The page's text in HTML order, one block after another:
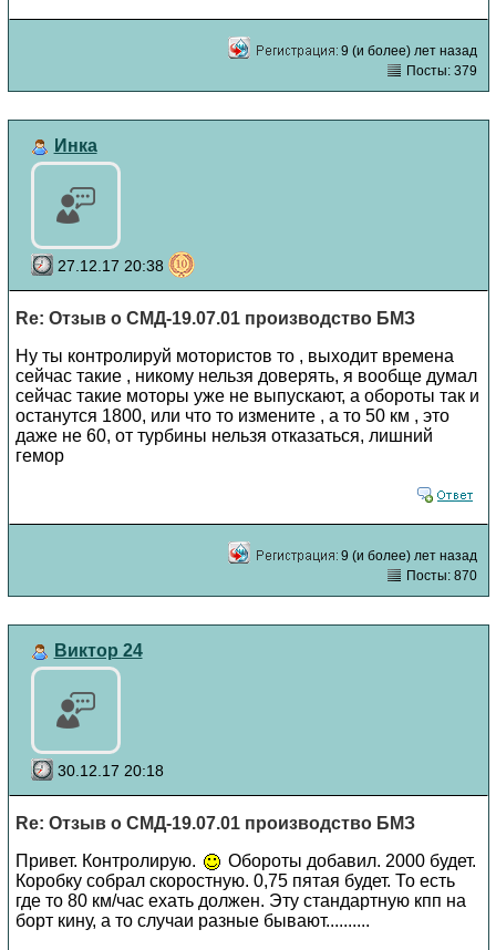
9 (и более) лет назад
Посты: 379
Инка
27.12.17 20:38
Re: Отзыв о СМД-19.07.01 производство БМЗ
Ну ты контролируй мотористов то , выходит времена
сейчас такие , никому нельзя доверять, я вообще думал
сейчас такие моторы уже не выпускают, а обороты так и
останутся 1800, или что то измените , а то 50 км , это
даже не 60, от турбины нельзя отказаться, лишний
гемор
9 (и более) лет назад
Посты: 870
Виктор 24
30.12.17 20:18
Re: Отзыв о СМД-19.07.01 производство БМЗ
Привет. Контролирую.
Обороты добавил. 2000 будет.
Коробку собрал скоростную. 0,75 пятая будет. То есть
где то 80 км/час ехать должен. Эту стандартную кпп на
борт кину, а то случаи разные бывают..........